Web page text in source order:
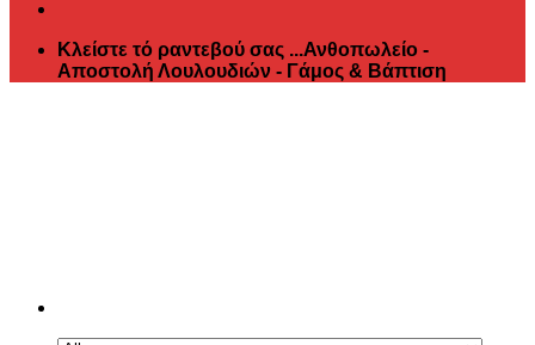
Κλείστε τό ραντεβού σας ...Ανθοπωλείο -
Αποστολή Λουλουδιών - Γάμος & Βάπτιση